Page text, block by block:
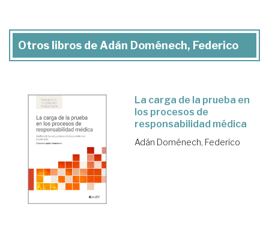
Otros libros de Adán Doménech, Federico
La carga de la prueba en
los procesos de
responsabilidad médica
Adán Doménech, Federico